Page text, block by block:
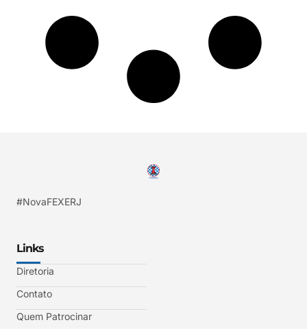
#NovaFEXERJ
Links
Diretoria
Contato
Quem Patrocinar